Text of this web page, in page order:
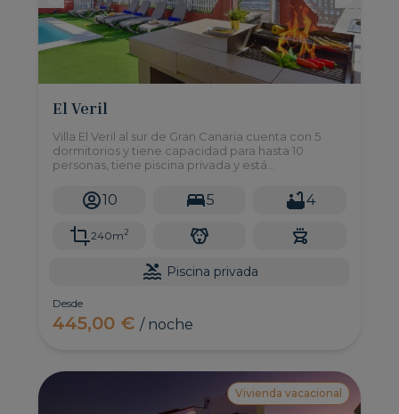
El Veril
Villa El Veril al sur de Gran Canaria cuenta con 5
dormitorios y tiene capacidad para hasta 10
personas, tiene piscina privada y está
playa.
10 5 4
240m2
Piscina privada
Desde
445,00 €/ noche
Vivienda vacacional